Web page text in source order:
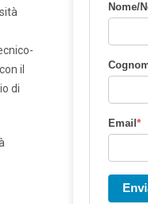
il
di
Nome/
Email *